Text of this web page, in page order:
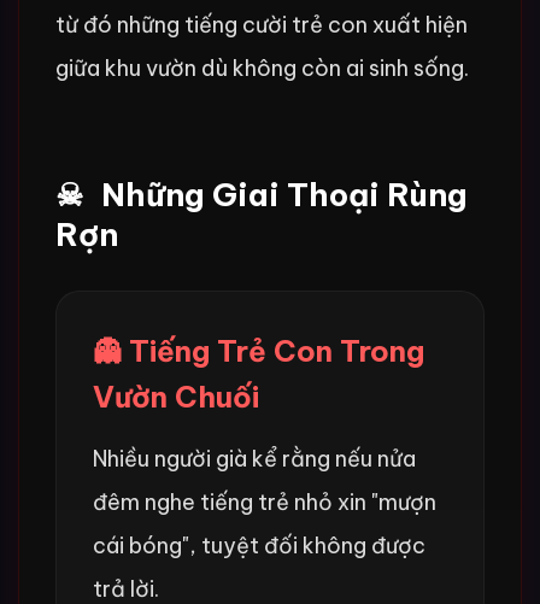
từ đó những tiếng cười trẻ con xuất hiện
giữa khu vườn dù không còn ai sinh sống.
Những Giai Thoại Rùng
Rợn
👻 Tiếng Trẻ Con Trong
Vườn Chuối
Nhiều người già kể rằng nếu nửa
đêm nghe tiếng trẻ nhỏ xin "mượn
cái bóng", tuyệt đối không được
trả lời.